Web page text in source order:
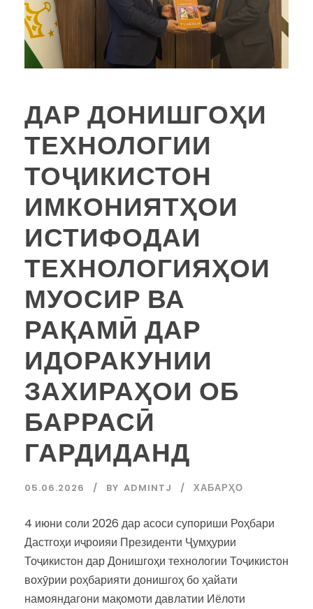
ДАР ДОНИШГОҲИ
ТЕХНОЛОГИИ
ТОҶИКИСТОН
ИМКОНИЯТҲОИ
ИСТИФОДАИ
ТЕХНОЛОГИЯҲОИ
МУОСИР ВА
РАҚАМӢ ДАР
ИДОРАКУНИИ
ЗАХИРАҲОИ ОБ
БАРРАСӢ
ГАРДИДАНД
05.06.2026 BY ADMINTJ ХАБАРҲО
4 июни соли 2026 дар асоси супориши Роҳбари
Дастгоҳи иҷроияи Президенти Ҷумҳурии
Тоҷикистон дар Донишгоҳи технологии Тоҷикистон
вохӯрии роҳбарияти донишгоҳ бо ҳайати
намояндагони мақомоти давлатии Иёлоти